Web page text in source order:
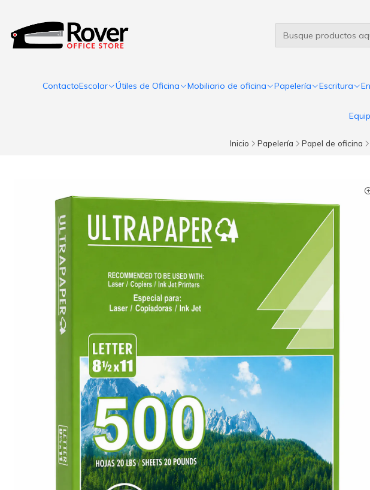
ContactoEscolar Útiles de Oficina Mobiliario de oficina Papelería Escritura
Inicio Papelería Papel de oficina